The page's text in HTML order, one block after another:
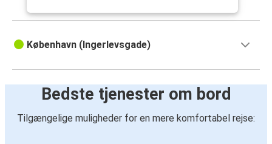
København (Ingerlevsgade)
Bedste tjenester om bord
Tilgængelige muligheder for en mere komfortabel rejse: